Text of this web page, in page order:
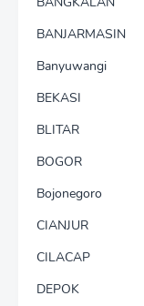
BANJARMASIN
Banyuwangi
BEKASI
BLITAR
BOGOR
Bojonegoro
CIANJUR
CILACAP
DEPOK